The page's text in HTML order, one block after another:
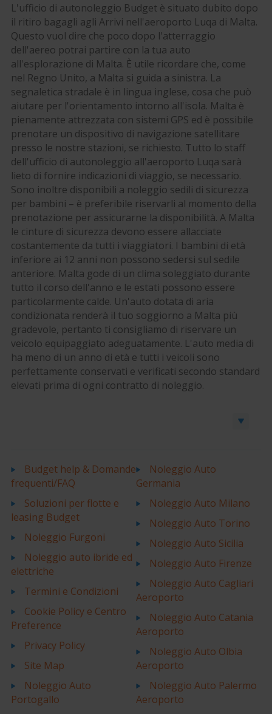
L'ufficio di autonoleggio Budget è situato dubito dopo
il ritiro bagagli agli Arrivi nell'aeroporto Luqa di Malta.
Questo vuol dire che poco dopo l'atterraggio
dell'aereo potrai partire con la tua auto
all'esplorazione di Malta. È utile ricordare che, come
nel Regno Unito, a Malta si guida a sinistra. La
segnaletica stradale è in lingua inglese, cosa che può
aiutare per l'orientamento intorno all'isola. Malta è
pienamente attrezzata con sistemi GPS ed è possibile
prenotare un dispositivo di navigazione satellitare
presso le nostre stazioni, se richiesto. Tutto lo staff
dell'ufficio di autonoleggio all'aeroporto Luqa sarà
lieto di fornire indicazioni di viaggio, se necessario.
Sono inoltre disponibili a noleggio sedili di sicurezza
per bambini – è preferibile riservarli al momento della
prenotazione per assicurarne la disponibilità. A Malta
le cinture di sicurezza devono essere allacciate
costantemente da tutti i viaggiatori. I bambini di età
inferiore ai 12 anni non possono sedersi sul sedile
anteriore. Malta gode di un clima soleggiato durante
tutto il corso dell'anno e le estati possono essere
particolarmente calde. Un'auto dotata di aria
condizionata renderà il tuo soggiorno a Malta più
gradevole, pertanto ti consigliamo di riservare un
veicolo equipaggiato adeguatamente. L'auto media di
ha meno di un anno di età e tutti i veicoli sono
perfettamente conservati e verificati secondo standard
elevati prima di ogni contratto di noleggio.
Budget help & Domande
frequenti/FAQ
Soluzioni per flotte e
leasing Budget
Noleggio Furgoni
Noleggio auto ibride ed
elettriche
Termini e Condizioni
Cookie Policy e Centro
Preference
Privacy Policy
Site Map
Noleggio Auto
Portogallo
Noleggio Auto
Germania
Noleggio Auto Milano
Noleggio Auto Torino
Noleggio Auto Sicilia
Noleggio Auto Firenze
Noleggio Auto Cagliari
Aeroporto
Noleggio Auto Catania
Aeroporto
Noleggio Auto Olbia
Aeroporto
Noleggio Auto Palermo
Aeroporto